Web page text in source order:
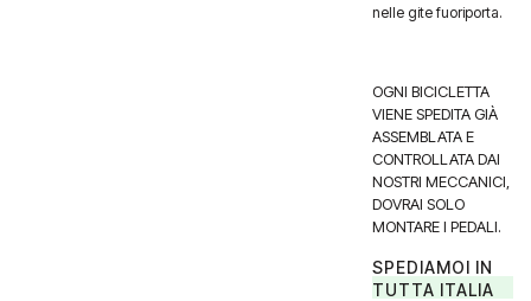
nelle gite fuoriporta.
OGNI BICICLETTA
VIENE SPEDITA GIÀ
ASSEMBLATA E
CONTROLLATA DAI
NOSTRI MECCANICI,
DOVRAI SOLO
MONTARE I PEDALI.
SPEDIAMOI IN
TUTTA ITALIA